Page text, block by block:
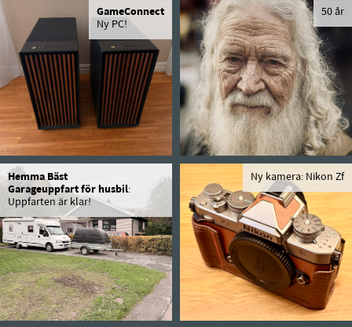
GameConnect
Ny PC!
50 år
Hemma Bäst
Garageuppfart för husbil:
Uppfarten är klar!
Ny kamera: Nikon Zf